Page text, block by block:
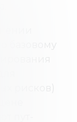
базовому
рисков)
пут-